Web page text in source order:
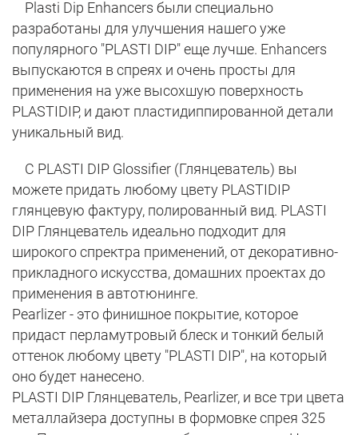
Plasti Dip Enhancers были специально
разработаны для улучшения нашего уже
популярного "PLASTI DIP" еще лучше. Enhancers
выпускаются в спреях и очень просты для
применения на уже высохшую поверхность
PLASTIDIP, и дают пластидиппированной детали
уникальный вид.
С PLASTI DIP Glossifier (Глянцеватель) вы
можете придать любому цвету PLASTIDIP
глянцевую фактуру, полированный вид. PLASTI
DIP Глянцеватель идеально подходит для
широкого спректра применений, от декоративно-
прикладного искусства, домашних проектах до
применения в автотюнинге.
Pearlizer - это финишное покрытие, которое
придаст перламутровый блеск и тонкий белый
оттенок любому цвету "PLASTI DIP", на который
оно будет нанесено.
PLASTI DIP Глянцеватель, Pearlizer, и все три цвета
металлайзера доступны в формовке спрея 325